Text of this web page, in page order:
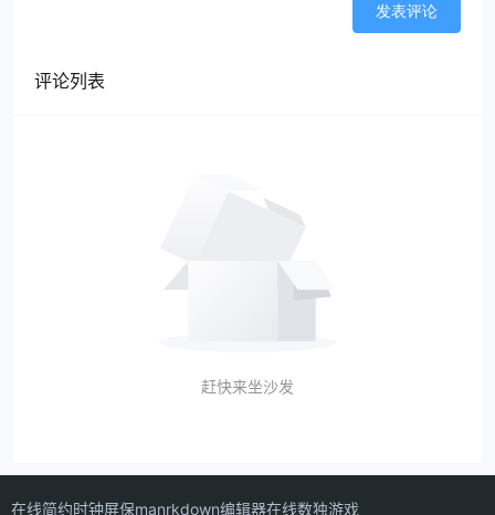
发表评论
评论列表
赶快来坐沙发
在线简约时钟屏保manrkdown编辑器在线数独游戏